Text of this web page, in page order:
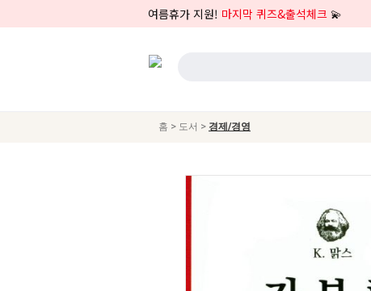
여름휴가 지원! 마지막 퀴즈&출석체크 💫
홈 > 도서 > 경제/경영